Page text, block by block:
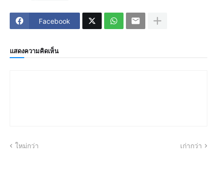
Facebook
แสดงความคิดเห็น
ใหม่กว่า เก่ากว่า